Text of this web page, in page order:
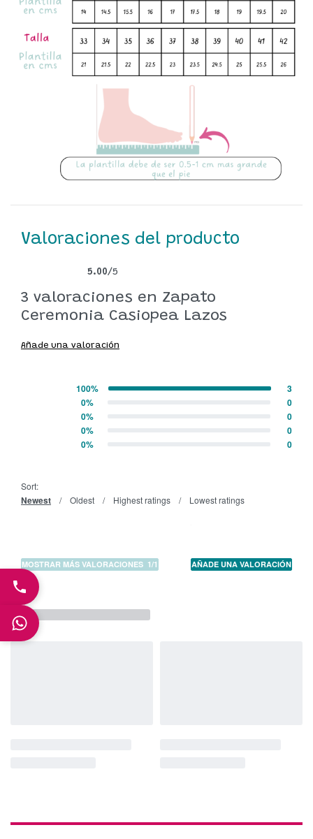
Valoraciones del producto
5.00/5
3 valoraciones en Zapato
Ceremonia Casiopea Lazos
Añade una valoración
100% 3
0% 0
0% 0
0% 0
0% 0
Sort:
Newest Oldest Highest ratings Lowest ratings
MOSTRAR MÁS VALORACIONES / AÑADE UNA VALORACIÓN